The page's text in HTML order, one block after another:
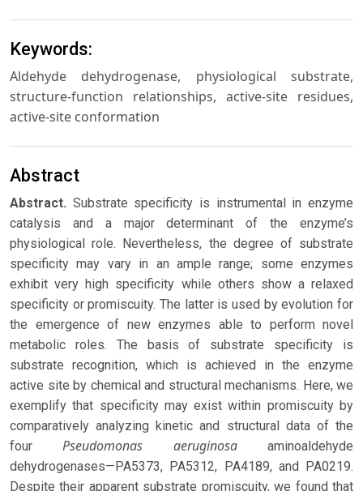
Keywords:
Aldehyde dehydrogenase, physiological substrate,
structure-function relationships, active-site residues,
active-site conformation
Abstract
Abstract. Substrate specificity is instrumental in enzyme
catalysis and a major determinant of the enzyme’s
physiological role. Nevertheless, the degree of substrate
specificity may vary in an ample range; some enzymes
exhibit very high specificity while others show a relaxed
specificity or promiscuity. The latter is used by evolution for
the emergence of new enzymes able to perform novel
metabolic roles. The basis of substrate specificity is
substrate recognition, which is achieved in the enzyme
active site by chemical and structural mechanisms. Here, we
exemplify that specificity may exist within promiscuity by
comparatively analyzing kinetic and structural data of the
fourPseudomonas aeruginosaaminoaldehyde
dehydrogenases—PA5373, PA5312, PA4189, and PA0219.
Despite their apparent substrate promiscuity, we found that